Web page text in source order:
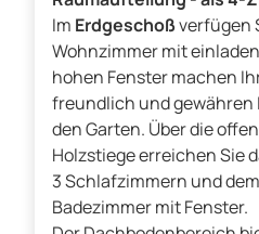
Im Erdgeschoßverfügen
Wohnzimmer mit
hohen Fenster machen
freundlich und gewähren
den Garten. Über die
Holzstiege erreichen Sie
3 Schlafzimmern und
Badezimmer mit Fenster.